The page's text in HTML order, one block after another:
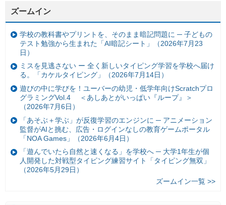
ズームイン
学校の教科書やプリントを、そのまま暗記問題に ─ 子どもの
テスト勉強から生まれた「AI暗記シート」（2026年7月23
日）
ミスを見逃さない ー 全く新しいタイピング学習を学校へ届け
る。「カケルタイピング」（2026年7月14日）
遊びの中に学びを！ユーバーの幼児・低学年向けScratchプロ
グラミングVol.4 ＜あしあとがいっぱい『ループ』＞
（2026年7月6日）
「あそぶ＋学ぶ」が反復学習のエンジンに ─ アニメーション
監督がAIと挑む、広告・ログインなしの教育ゲームポータル
「NOA Games」（2026年6月4日）
「遊んでいたら自然と速くなる」を学校へ ─ 大学1年生が個
人開発した対戦型タイピング練習サイト「タイピング無双」
（2026年5月29日）
ズームイン一覧 >>